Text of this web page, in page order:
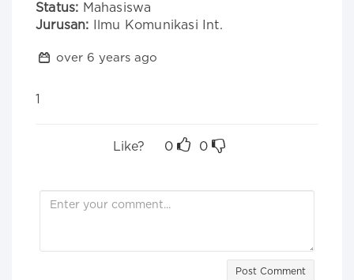
Status: Mahasiswa
Jurusan: Ilmu Komunikasi Int.
over 6 years ago
1
Like? 0 0
Post Comment